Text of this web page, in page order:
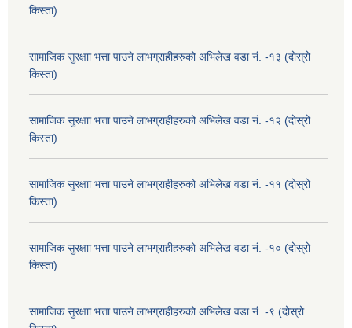
किस्ता)
सामाजिक सुरक्षाा भत्ता पाउने लाभग्राहीहरुको अभिलेख वडा नं. -१३ (दोस्रो
किस्ता)
सामाजिक सुरक्षाा भत्ता पाउने लाभग्राहीहरुको अभिलेख वडा नं. -१२ (दोस्रो
किस्ता)
सामाजिक सुरक्षाा भत्ता पाउने लाभग्राहीहरुको अभिलेख वडा नं. -११ (दोस्रो
किस्ता)
सामाजिक सुरक्षाा भत्ता पाउने लाभग्राहीहरुको अभिलेख वडा नं. -१० (दोस्रो
किस्ता)
सामाजिक सुरक्षाा भत्ता पाउने लाभग्राहीहरुको अभिलेख वडा नं. -९ (दोस्रो